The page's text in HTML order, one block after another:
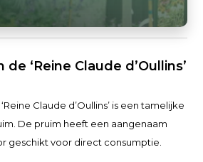
‘Reine Claude d’Oullins’
Claude d’Oullins’ is een tamelijke
De pruim heeft een aangenaam
geschikt voor direct consumptie.